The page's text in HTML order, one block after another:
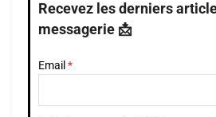
Recevez les derniers
messagerie 📩
Email